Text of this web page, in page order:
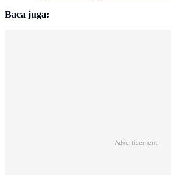
Baca juga:
Advertisement